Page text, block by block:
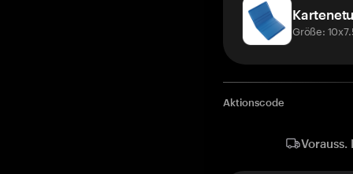
Größe:
Aktionscode